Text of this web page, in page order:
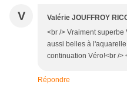
V Valérie JOUFFROY
<br /> Vraiment superbe
aussi belles à
continuation Véro!<br />
Répondre